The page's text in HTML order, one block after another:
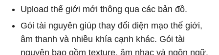
Upload thế giới mới thông qua các bản đồ.
Gói tài nguyên giúp thay đổi diện mạo thế giới,
âm thanh và nhiều khía cạnh khác. Gói tài
nguyên bao gồm texture, âm nhạc và ngôn ngữ.